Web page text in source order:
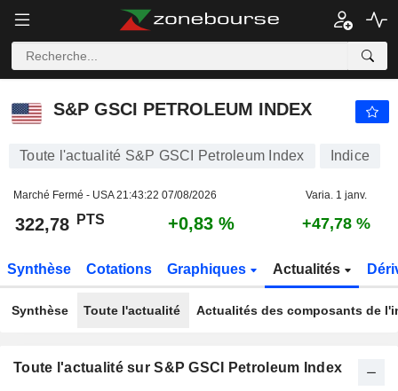
S&P GSCI PETROLEUM INDEX
Toute l'actualité S&P GSCI Petroleum Index Indice
Marché Fermé - USA21:43:22 07/08/2026 Varia. 1 janv.
322,78 PTS +0,83 % +47,78 %
Synthèse Cotations Graphiques Actualités
Synthèse Toute l'actualité Actualités des composants de
Toute l'actualité sur S&P GSCI Petroleum Index